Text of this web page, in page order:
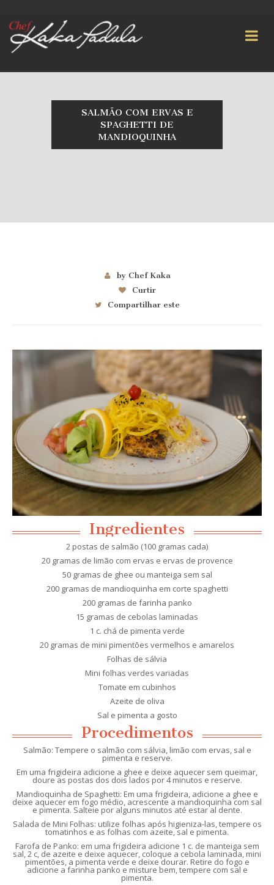
SALMÃO COM ERVAS E
SPAGHETTI DE
MANDIOQUINHA
by Chef Kaka
Curtir
Compartilhar este
Ingredientes
2 postas de salmão (100 gramas cada)
20 gramas de limão com ervas e ervas de provence
50 gramas de ghee ou manteiga sem sal
200 gramas de mandioquinha em corte spaghetti
200 gramas de farinha panko
15 gramas de cebolas laminadas
1 c. chá de pimenta verde
20 gramas de mini pimentões vermelhos e amarelos
Folhas de sálvia
Mini folhas verdes variadas
Tomate em cubinhos
Azeite de oliva
Sal e pimenta a gosto
Procedimentos
Salmão: Tempere o salmão com sálvia, limão com ervas, sal e
pimenta e reserve.
Em uma frigideira adicione a ghee e deixe aquecer sem queimar,
doure as postas dos dois lados por 4 minutos e reserve.
Mandioquinha de Spaghetti: Em uma frigideira, adicione a ghee e
deixe aquecer em fogo médio, acrescente a mandioquinha com sal
e pimenta. Salteie por alguns minutos até estar al dente.
Salada de Mini Folhas: utilize folhas após higieniza-las, tempere os
tomatinhos e as folhas com azeite, sal e pimenta.
Farofa de Panko: em uma frigideira adicione 1 c. de manteiga sem
sal, 2 c, de azeite e deixe aquecer, coloque a cebola laminada, mini
pimentões, a pimenta verde e deixe dourar. Retire do fogo e
adicione a farinha panko e misture bem, tempere com sal e
pimenta.